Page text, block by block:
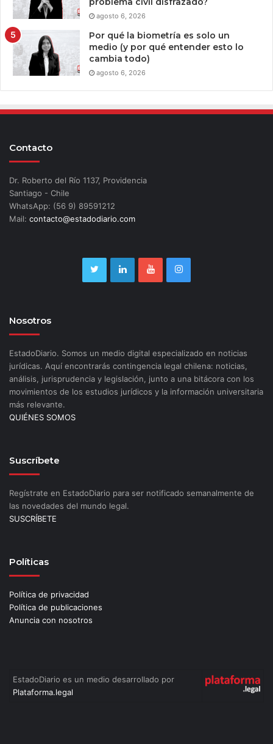
agosto 6, 2026
Por qué la biometría es solo un
medio (y por qué entender esto lo
cambia todo)
agosto 6, 2026
Contacto
Dr. Roberto del Río 1137, Providencia
Santiago - Chile
WhatsApp: (56 9) 89591212
Mail: contacto@estadodiario.com
Nosotros
EstadoDiario. Somos un medio digital especializado en noticias
jurídicas. Aquí encontrarás contingencia legal chilena: noticias,
análisis, jurisprudencia y legislación, junto a una bitácora con los
movimientos de los estudios jurídicos y la información universitaria
más relevante.
QUIÉNES SOMOS
Suscríbete
Regístrate en EstadoDiario para ser notificado semanalmente de
las novedades del mundo legal.
SUSCRÍBETE
Políticas
Política de privacidad
Política de publicaciones
Anuncia con nosotros
EstadoDiario es un medio desarrollado por
Plataforma.legal